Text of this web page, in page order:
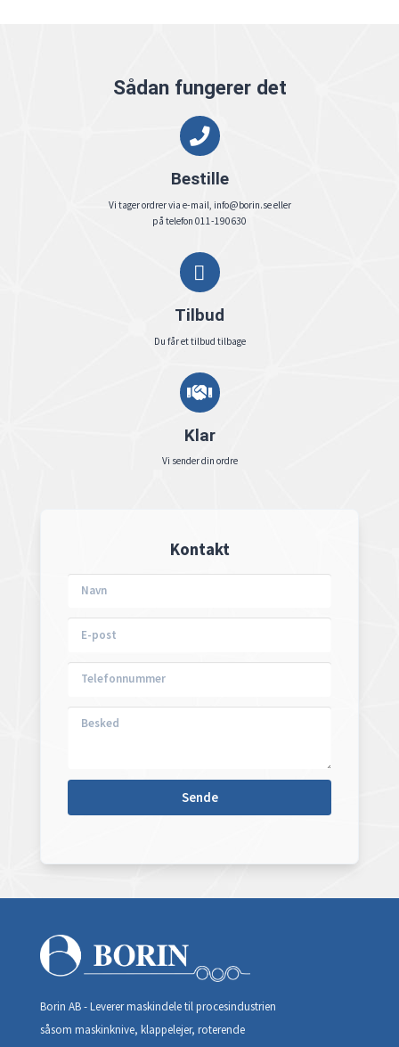
Sådan fungerer det
Bestille
Vi tager ordrer via e-mail, info@borin.se eller
på telefon 011-190630
Tilbud
Du får et tilbud tilbage
Klar
Vi sender din ordre
Kontakt
Borin AB - Leverer maskindele til procesindustrien
såsom maskinknive, klappelejer, roterende